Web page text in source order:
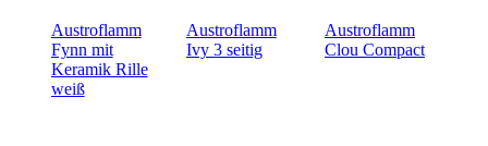
Austroflamm
Fynn mit
Keramik Rille
weiß
Austroflamm
Ivy 3 seitig
Austroflamm
Clou Compact